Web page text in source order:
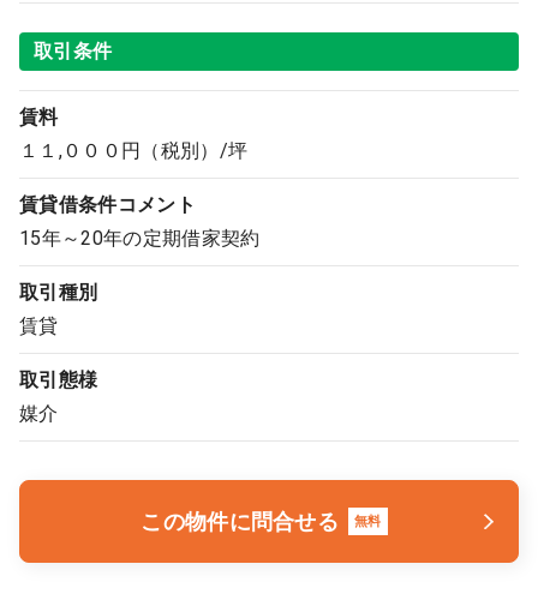
取引条件
賃料
１１,０００円（税別）/坪
賃貸借条件コメント
15年～20年の定期借家契約
取引種別
賃貸
取引態様
媒介
この物件に問合せる 無料